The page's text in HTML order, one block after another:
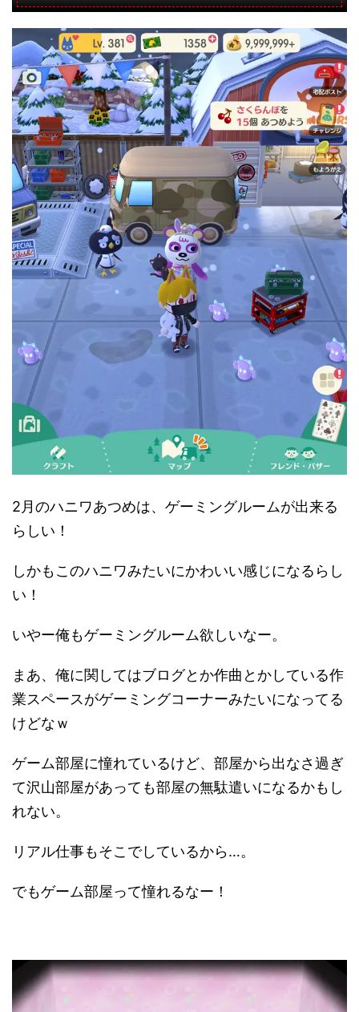
2月のハニワあつめは、ゲーミングルームが出来る
らしい！
しかもこのハニワみたいにかわいい感じになるらし
い！
いやー俺もゲーミングルーム欲しいなー。
まあ、俺に関してはブログとか作曲とかしている作
業スペースがゲーミングコーナーみたいになってる
けどなｗ
ゲーム部屋に憧れているけど、部屋から出なさ過ぎ
て沢山部屋があっても部屋の無駄遣いになるかもし
れない。
リアル仕事もそこでしているから…。
でもゲーム部屋って憧れるなー！